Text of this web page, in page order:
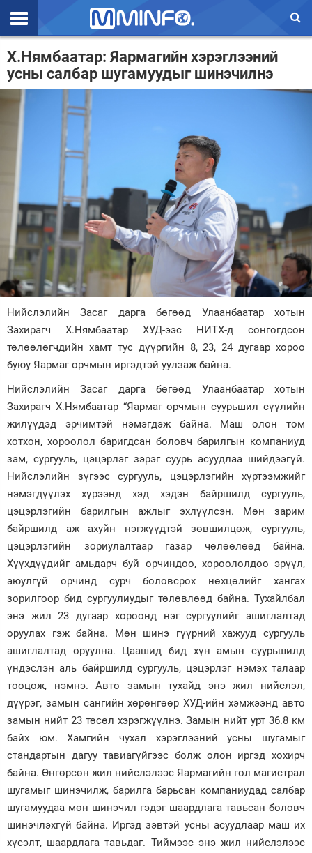
Эхлэл
Цаг агаар
Валют ханш
Спорт
Нийгэм
Дэлхий
Энтертайнмэнт
Зурхай
Х.Нямбаатар: Яармагийн хэрэглээний
усны салбар шугамуудыг шинэчилнэ
Нийслэлийн Засаг дарга бөгөөд Улаанбаатар хотын
Захирагч Х.Нямбаатар ХУД-ээс НИТХ-д сонгогдсон
төлөөлөгчдийн хамт тус дүүргийн 8, 23, 24 дугаар хороо
буюу Яармаг орчмын иргэдтэй уулзаж байна.
Нийслэлийн Засаг дарга бөгөөд Улаанбаатар хотын
Захирагч Х.Нямбаатар “Яармаг орчмын суурьшил сүүлийн
жилүүдэд эрчимтэй нэмэгдэж байна. Маш олон том
хотхон, хороолол баригдсан боловч барилгын компаниуд
зам, сургууль, цэцэрлэг зэрэг суурь асуудлаа шийдээгүй.
Нийслэлийн зүгээс сургууль, цэцэрлэгийн хүртээмжийг
нэмэгдүүлэх хүрээнд хэд хэдэн байршилд сургууль,
цэцэрлэгийн барилгын ажлыг эхлүүлсэн. Мөн зарим
байршилд аж ахуйн нэгжүүдтэй зөвшилцөж, сургууль,
цэцэрлэгийн зориулалтаар газар чөлөөлөөд байна.
Хүүхдүүдийг амьдарч буй орчиндоо, хороололдоо эрүүл,
аюулгүй орчинд сурч боловсрох нөхцөлийг хангах
зорилгоор бид сургуулиудыг төлөвлөөд байна. Тухайлбал
энэ жил 23 дугаар хороонд нэг сургуулийг ашиглалтад
оруулах гэж байна. Мөн шинэ гүүрний хажууд сургууль
ашиглалтад оруулна. Цаашид бид хүн амын суурьшилд
үндэслэн аль байршилд сургууль, цэцэрлэг нэмэх талаар
тооцож, нэмнэ. Авто замын тухайд энэ жил нийслэл,
дүүрэг, замын сангийн хөрөнгөөр ХУД-ийн хэмжээнд авто
замын нийт 23 төсөл хэрэгжүүлнэ. Замын нийт урт 36.8 км
байх юм. Хамгийн чухал хэрэглээний усны шугамыг
стандартын дагуу тавиагүйгээс болж олон иргэд хохирч
байна. Өнгөрсөн жил нийслэлээс Яармагийн гол магистрал
шугамыг шинэчилж, барилга барьсан компаниудад салбар
шугамуудаа мөн шинэчил гэдэг шаардлага тавьсан боловч
шинэчлэхгүй байна. Иргэд зэвтэй усны асуудлаар маш их
хүсэлт, шаардлага тавьдаг. Тиймээс энэ жил нийслэлээс